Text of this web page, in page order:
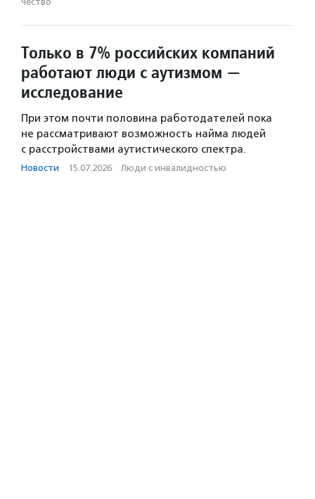
Только в 7% российских компаний
работают люди с аутизмом —
исследование
При этом почти половина работодателей пока
не рассматривают возможность найма людей
с расстройствами аутистического спектра.
Новости · 15.07.2026 · Люди с инвалидностью